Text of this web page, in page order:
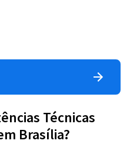
Técnicas
Brasília?